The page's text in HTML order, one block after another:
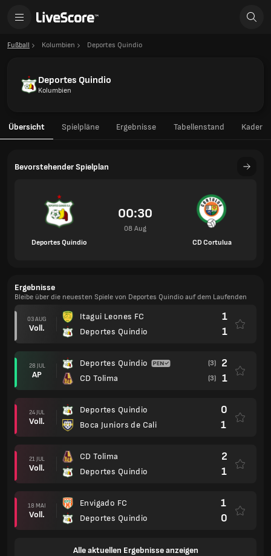
Fußball Kolumbien Deportes Quindio
Deportes Quindio
Kolumbien
Übersicht Spielpläne Ergebnisse Tabellenstand Kader
Bevorstehender Spielplan
Deportes Quindio
00:30
08 Aug
CD Cortulua
Ergebnisse
Bleibe über die neuesten Spiele von Deportes Quindio auf dem Laufenden
03 AUG
Voll.
Itagui Leones FC
Deportes Quindio
1
1
28 JUL
AP
Deportes Quindio
CD Tolima
(3) 2
(3) 1
24 JUL
Voll.
Deportes Quindio
Boca Juniors de Cali
0
1
21 JUL
Voll.
CD Tolima
Deportes Quindio
2
1
18 MAI
Voll.
Envigado FC
Deportes Quindio
1
0
Alle aktuellen Ergebnisse anzeigen